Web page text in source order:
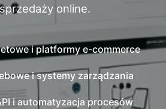
online.
i platformy e-commerce
i systemy zarządzania
i automatyzacja procesów